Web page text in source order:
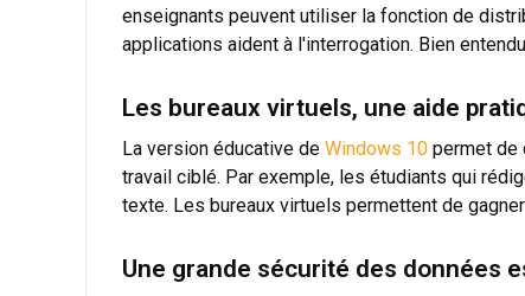
enseignants peuvent utiliser la fonction de
applications aident à l'interrogation. Bien
Les bureaux virtuels, une aide
La version éducative de Windows 10 permet de
travail ciblé. Par exemple, les étudiants qui
texte. Les bureaux virtuels permettent de
Une grande sécurité des données